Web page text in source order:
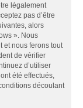
légalement
pas d’être
alors
». Nous
et nous ferons tout
de vérifier
d’utiliser
été effectués,
découlant